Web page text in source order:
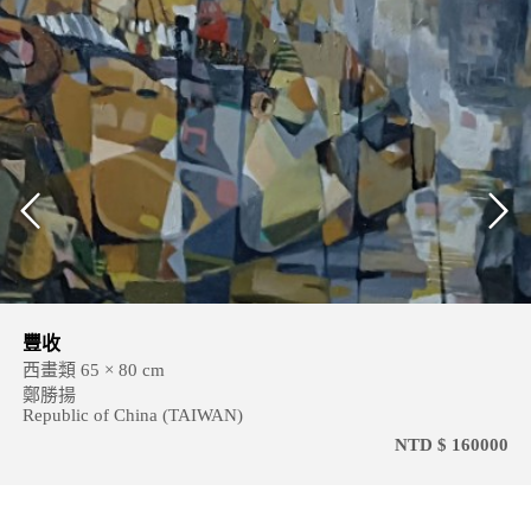
豐收
西畫類 65 × 80 cm
鄭勝揚
Republic of China (TAIWAN)
NTD $ 160000